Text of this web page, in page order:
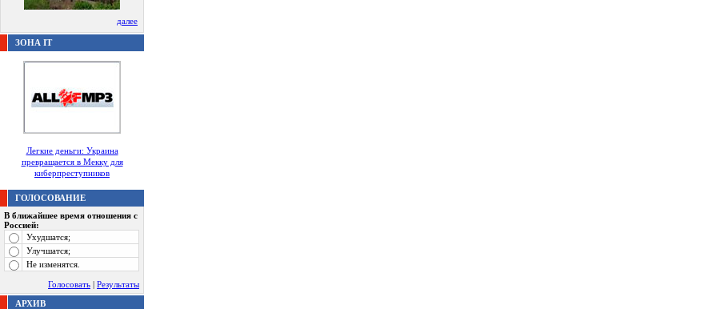
далее
ЗОНА IT
Легкие деньги: Украина
превращается в Мекку для
киберпреступников
ГОЛОСОВАНИЕ
В ближайшее время отношения с
Россией:
Ухудшатся;
Улучшатся;
Не изменятся.
Голосовать | Результаты
АРХИВ